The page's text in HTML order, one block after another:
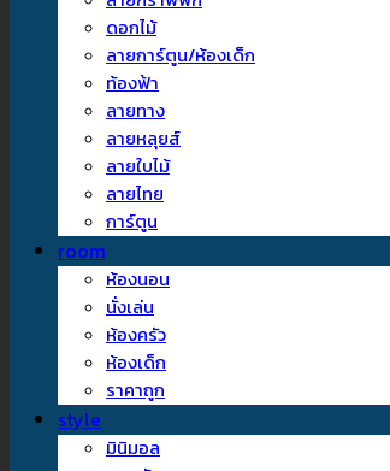
ดอกไม้
ลายการ์ตูน/ห้องเด็ก
ท้องฟ้า
ลายทาง
ลายหลุยส์
ลายใบไม้
ลายไทย
การ์ตูน
room
ห้องนอน
นั่งเล่น
ห้องครัว
ห้องเด็ก
ราคาถูก
style
มินิมอล